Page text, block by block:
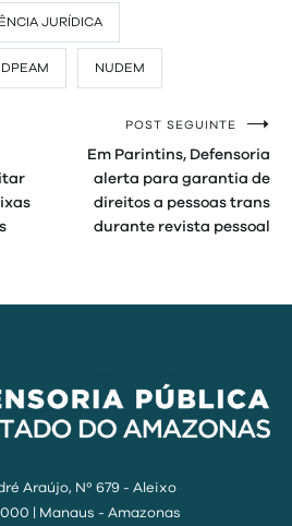
JURÍDICA
DPEAM NUDEM
POST SEGUINTE
Em Parintins, Defensoria
alerta para garantia de
direitos a pessoas trans
durante revista pessoal
Araújo, Nº 679 - Aleixo
| Manaus - Amazonas